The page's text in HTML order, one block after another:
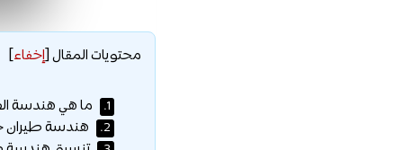
محتويات المقال[إخفاء]
1. ما هي هندسة
2. هندسة طيران